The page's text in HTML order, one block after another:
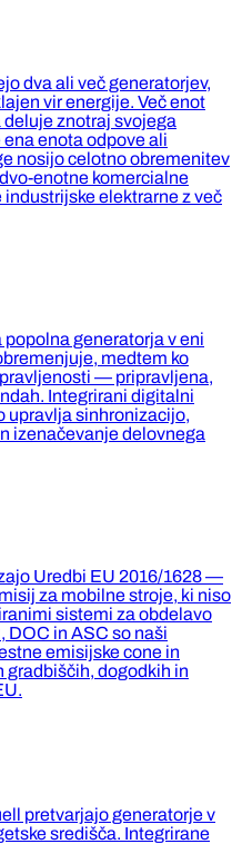
dva ali več generatorjev,
vir energije. Več enot
znotraj svojega
enota odpove ali
nosijo celotno obremenitev
enotne komercialne
elektrarne z več
generatorja v eni
medtem ko
— pripravljena,
Integrirani digitalni
upravlja sinhronizacijo,
izenačevanje delovnega
Uredbi EU 2016/1628 —
za mobilne stroje, ki niso
sistemi za obdelavo
DOC in ASC so naši
emisijske cone in
gradbiščih, dogodkih in
pretvarjajo generatorje v
središča. Integrirane